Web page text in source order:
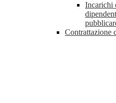
Incarichi
Contrattazione